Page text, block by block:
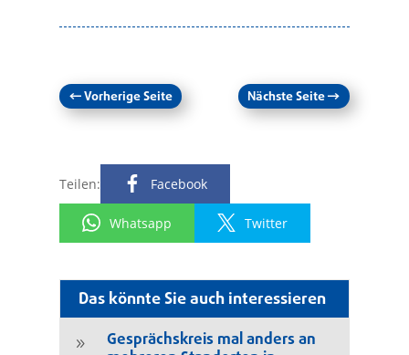
Das könnte Sie auch interessieren
9
Gesprächskreis mal anders an
←Vorherige Seite Nächste Seite→
Teilen: Facebook
Whatsapp Twitter